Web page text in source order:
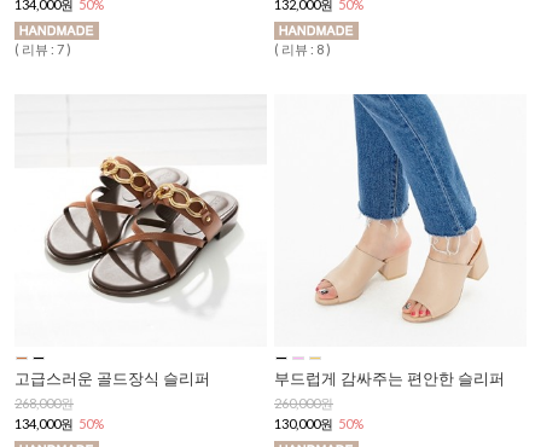
134,000원 50%
( 리뷰 : 7 )
132,000원 50%
( 리뷰 : 8 )
고급스러운 골드장식 슬리퍼
268,000원
134,000원 50%
부드럽게 감싸주는 편안한 슬리퍼
260,000원
130,000원 50%